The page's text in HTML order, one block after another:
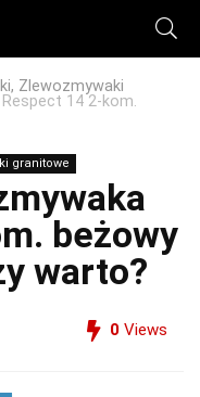
Zlewozmywaki
14 2-kom.
granitowe
beżowy
warto?
0 Views